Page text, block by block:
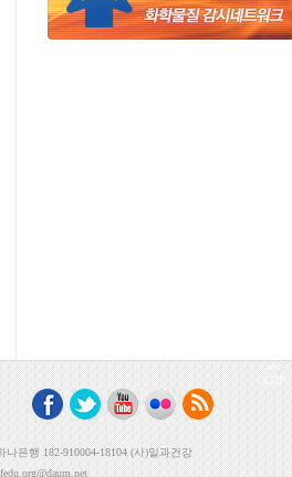
은행 182-910004-18104 (사)일과건강
TOP